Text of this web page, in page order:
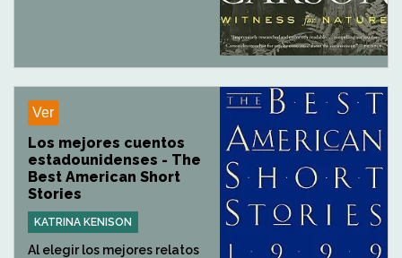
Ver
Los mejores cuentos
estadounidenses - The
Best American Short
Stories
KATRINA KENISON
Al elegir los mejores relatos